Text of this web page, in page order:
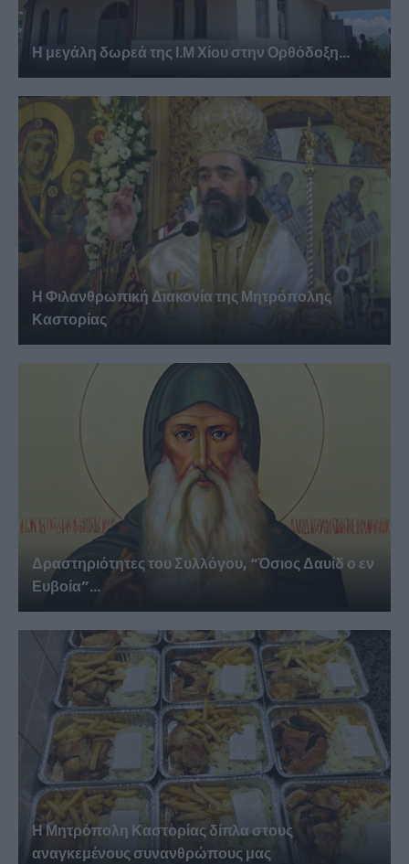
Η μεγάλη δωρεά της Ι.Μ Χίου στην Ορθόδοξη...
Η Φιλανθρωπική Διακονία της Μητρόπολης
Καστορίας
Δραστηριότητες του Συλλόγου, “Όσιος Δαυίδ ο εν
Ευβοία”...
Η Μητρόπολη Καστορίας δίπλα στους
αναγκεμένους συνανθρώπους μας